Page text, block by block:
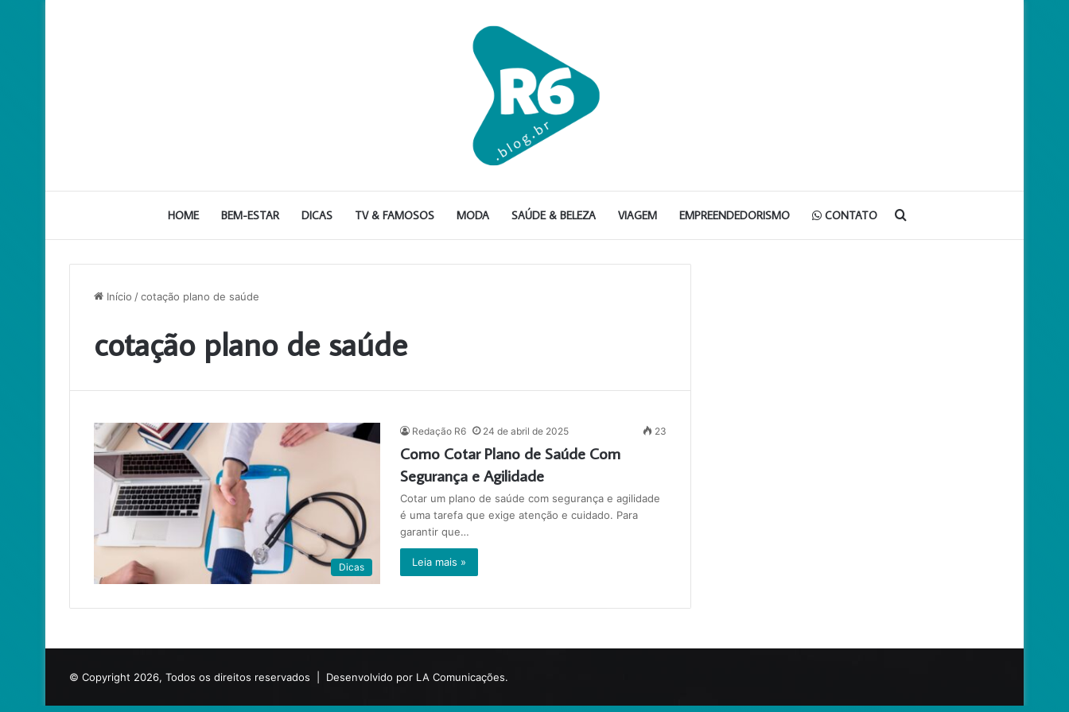
HOME BEM-ESTAR DICAS TV & FAMOSOS MODA SAÚDE & BELEZA VIAGEM EMPREENDEDORISMO CONTATO Procurar
Início /cotação plano de saúde
cotação plano de saúde
Dicas
Redação R6 24 de abril de 2025 23
Como Cotar Plano de Saúde Com
Segurança e Agilidade
Cotar um plano de saúde com segurança e agilidade
é uma tarefa que exige atenção e cuidado. Para
garantir que…
Leia mais »
© Copyright 2026, Todos os direitos reservados | Desenvolvido por LA Comunicações.